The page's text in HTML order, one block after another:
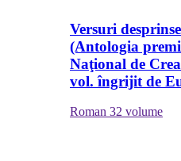
Versuri
(Antologia
Naţional de
vol. îngrijit de
Roman 32 volume